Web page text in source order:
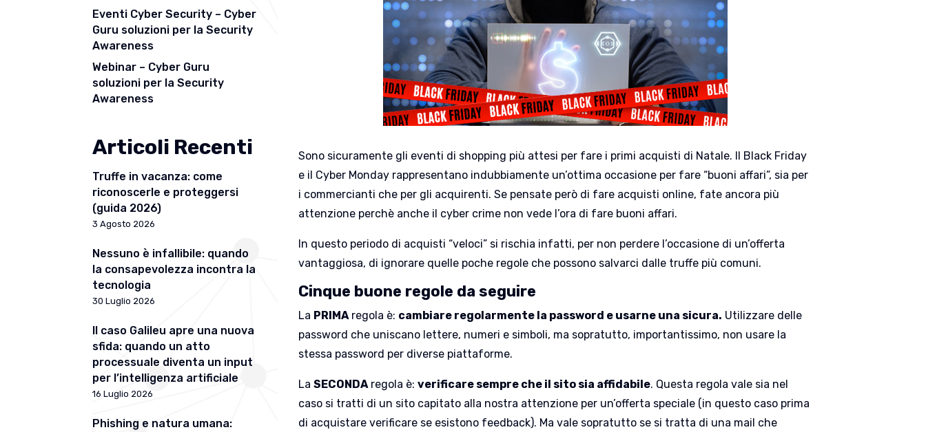
Eventi Cyber Security – Cyber
Guru soluzioni per la Security
Awareness
Webinar – Cyber Guru
soluzioni per la Security
Awareness
Articoli Recenti
Truffe in vacanza: come
riconoscerle e proteggersi
(guida 2026)
3 Agosto 2026
Nessuno è infallibile: quando
la consapevolezza incontra la
tecnologia
30 Luglio 2026
Il caso Galileu apre una nuova
sfida: quando un atto
processuale diventa un input
per l’intelligenza artificiale
16 Luglio 2026
Phishing e natura umana:
Sono sicuramente gli eventi di shopping più attesi per fare i primi acquisti di Natale. Il Black Friday
e il Cyber Monday rappresentano indubbiamente un’ottima occasione per fare “buoni affari”, sia per
i commercianti che per gli acquirenti. Se pensate però di fare acquisti online, fate ancora più
attenzione perchè anche il cyber crime non vede l’ora di fare buoni affari.
In questo periodo di acquisti “veloci” si rischia infatti, per non perdere l’occasione di un’offerta
vantaggiosa, di ignorare quelle poche regole che possono salvarci dalle truffe più comuni.
Cinque buone regole da seguire
La PRIMA regola è: cambiare regolarmente la password e usarne una sicura. Utilizzare delle
password che uniscano lettere, numeri e simboli, ma sopratutto, importantissimo, non usare la
stessa password per diverse piattaforme.
LaSECONDA regola è:verificare sempre che il sito sia affidabile. Questa regola vale sia nel
caso si tratti di un sito capitato alla nostra attenzione per un’offerta speciale (in questo caso prima
di acquistare verificare se esistono feedback). Ma vale sopratutto se si tratta di una mail che